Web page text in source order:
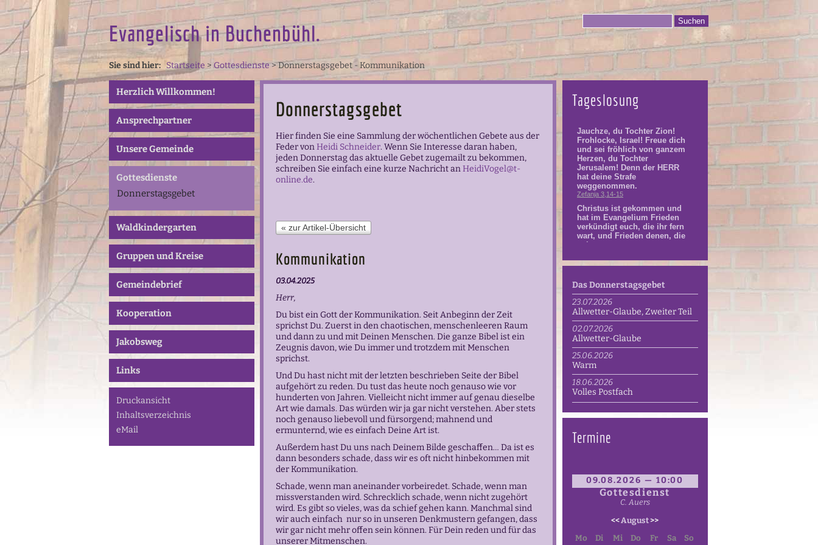
Evangelisch in Buchenbühl.
Sie sind hier:Startseite > Gottesdienste>Donnerstagsgebet - Kommunikation
Herzlich Willkommen!
Ansprechpartner
Unsere Gemeinde
Gottesdienste
Donnerstagsgebet
Waldkindergarten
Gruppen und Kreise
Gemeindebrief
Kooperation
Jakobsweg
Links
Druckansicht
Inhaltsverzeichnis
eMail
Donnerstagsgebet
Hier finden Sie eine Sammlung der wöchentlichen Gebete aus der
Feder vonHeidi Schneider. Wenn Sie Interesse daran haben,
jeden Donnerstag das aktuelle Gebet zugemailt zu bekommen,
schreiben Sie einfach eine kurze Nachricht anHeidiVogel@t-
online.de.
« zur Artikel-Übersicht
Kommunikation
03.04.2025
Herr,
Du bist ein Gott der Kommunikation. Seit Anbeginn der Zeit
sprichst Du. Zuerst in den chaotischen, menschenleeren Raum
und dann zu und mit Deinen Menschen. Die ganze Bibel ist ein
Zeugnis davon, wie Du immer und trotzdem mit Menschen
sprichst.
Und Du hast nicht mit der letzten beschrieben Seite der Bibel
aufgehört zu reden. Du tust das heute noch genauso wie vor
hunderten von Jahren. Vielleicht nicht immer auf genau dieselbe
Art wie damals. Das würden wir ja gar nicht verstehen. Aber stets
noch genauso liebevoll und fürsorgend; mahnend und
ermunternd, wie es einfach Deine Art ist.
Außerdem hast Du uns nach Deinem Bilde geschaffen… Da ist es
dann besonders schade, dass wir es oft nicht hinbekommen mit
der Kommunikation.
Schade, wenn man aneinander vorbeiredet. Schade, wenn man
missverstanden wird. Schrecklich schade, wenn nicht zugehört
wird. Es gibt so vieles, was da schief gehen kann. Manchmal sind
wir auch einfach nur so in unseren Denkmustern gefangen, dass
wir gar nicht mehr offen sein können. Für Dein reden und für das
unserer Mitmenschen.
Tageslosung
Das Donnerstagsgebet
23.07.2026
Allwetter-Glaube, Zweiter Teil
02.07.2026
Allwetter-Glaube
25.06.2026
Warm
18.06.2026
Volles Postfach
Termine
09.08.2026 — 10:00
Gottesdienst
C. Auers
<<August>>
Mo
Di Mi Do Fr Sa
So